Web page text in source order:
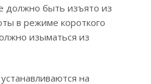
должно быть изъято из
в режиме короткого
изыматься из
на